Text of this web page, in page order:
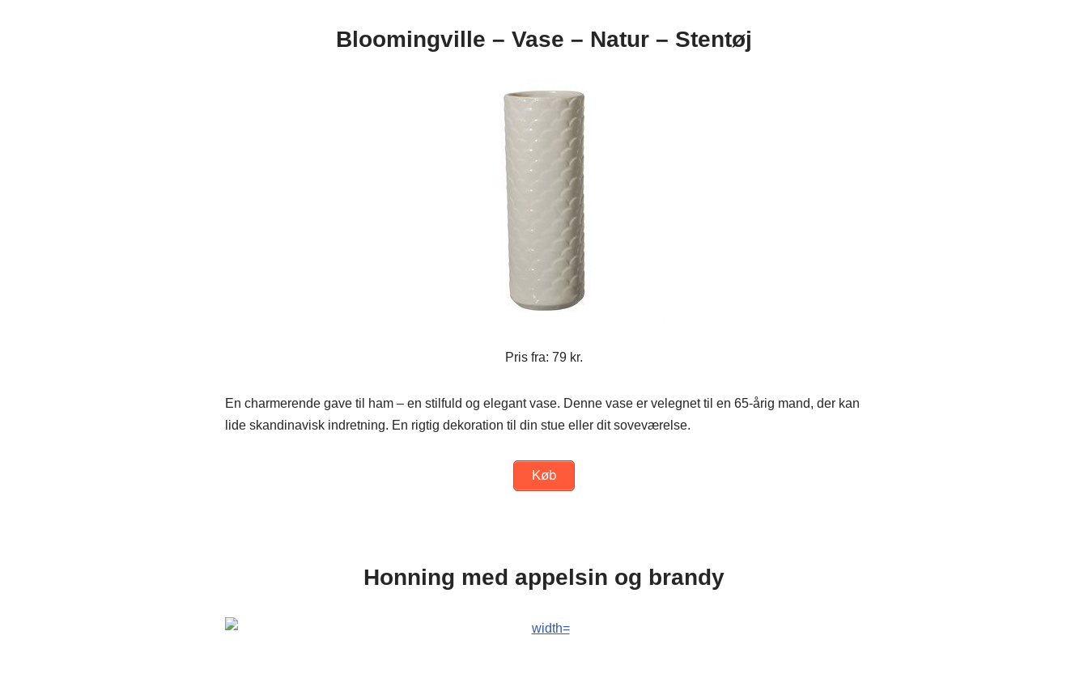
Bloomingville – Vase – Natur – Stentøj
Pris fra: 79 kr.
En charmerende gave til ham – en stilfuld og elegant vase. Denne vase er velegnet til en 65-årig mand, der kan
lide skandinavisk indretning. En rigtig dekoration til din stue eller dit soveværelse.
Køb
Honning med appelsin og brandy